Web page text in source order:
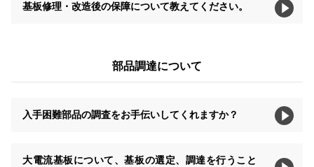
基板修理・改造後の保障について教えてください。
部品調達について
入手困難部品の調査をお手伝いしてくれますか？
大電流基板について、基板の選定、調達を行うこと